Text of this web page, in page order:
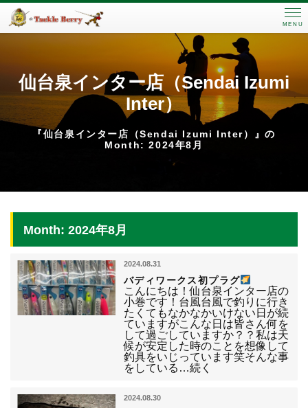
MENU
仙台泉インター店（Sendai Izumi
Inter）
『仙台泉インター店（Sendai Izumi Inter）』の
Month: 2024年8月
Month: 2024年8月
2024.08.31
バディワークス初プラグ
こんにちは！仙台泉インター店の
小巻です！台風台風で釣りに行き
たくてもなかなかいけない日が続
ていますがこんな日は皆さん何を
して過ごしていますか？？私は天
候が安定した時のことを想像して
釣具をいじっています笑そんな事
をしている…続く
2024.08.30